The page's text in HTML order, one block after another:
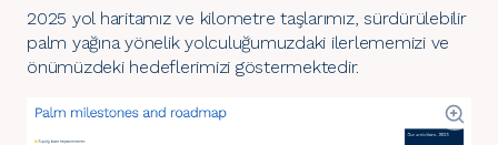
2025 yol haritamız ve kilometre taşlarımız, sürdürülebilir
palm yağına yönelik yolculuğumuzdaki ilerlememizi ve
önümüzdeki hedeflerimizi göstermektedir.